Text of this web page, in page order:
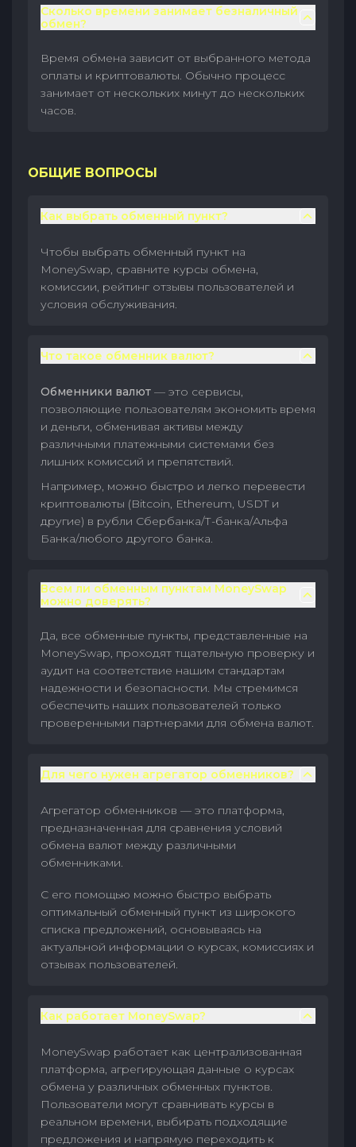
Сколько времени занимает безналичный
обмен?
Время обмена зависит от выбранного метода
оплаты и криптовалюты. Обычно процесс
занимает от нескольких минут до нескольких
часов.
ОБЩИЕ ВОПРОСЫ
Как выбрать обменный пункт?
Чтобы выбрать обменный пункт на
MoneySwap, сравните курсы обмена,
комиссии, рейтинг отзывы пользователей и
условия обслуживания.
Что такое обменник валют?
Обменники валют — это сервисы,
позволяющие пользователям экономить время
и деньги, обменивая активы между
различными платежными системами без
лишних комиссий и препятствий.
Например, можно быстро и легко перевести
криптовалюты (Bitcoin, Ethereum, USDT и
другие) в рубли Сбербанка/Т-банка/Альфа
Банка/любого другого банка.
Всем ли обменным пунктам MoneySwap
можно доверять?
Да, все обменные пункты, представленные на
MoneySwap, проходят тщательную проверку и
аудит на соответствие нашим стандартам
надежности и безопасности. Мы стремимся
обеспечить наших пользователей только
проверенными партнерами для обмена валют.
Для чего нужен агрегатор обменников?
Агрегатор обменников — это платформа,
предназначенная для сравнения условий
обмена валют между различными
обменниками.
С его помощью можно быстро выбрать
оптимальный обменный пункт из широкого
списка предложений, основываясь на
актуальной информации о курсах, комиссиях и
отзывах пользователей.
Как работает MoneySwap?
MoneySwap работает как централизованная
платформа, агрегирующая данные о курсах
обмена у различных обменных пунктов.
Пользователи могут сравнивать курсы в
реальном времени, выбирать подходящие
предложения и напрямую переходить к